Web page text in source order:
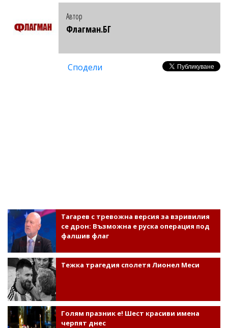
Автор
Флагман.БГ
Сподели
Тагарев с тревожна версия за взривилия
се дрон: Възможна е руска операция под
фалшив флаг
Тежка трагедия сполетя Лионел Меси
Голям празник е! Шест красиви имена
черпят днес